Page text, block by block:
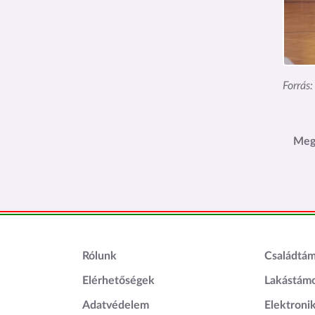
Lábléc1
Rólunk
Elérhetőségek
Adatvédelem